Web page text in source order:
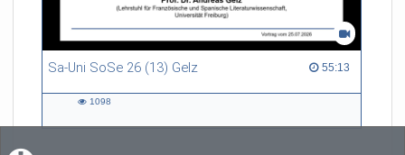
Sa-Uni SoSe 26 (13) Gelz 55:13
55:13 duration
1098